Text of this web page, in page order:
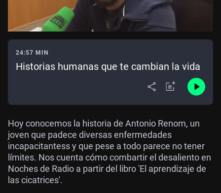
24:57 MIN
Historias humanas que te cambian la vida
Hoy conocemos la historia de Antonio Renom, un
joven que padece diversas enfermedades
incapacitantess y que pese a todo parece no tener
límites. Nos cuenta cómo combartir el desaliento en
Noches de Radio a partir del libro 'El aprendizaje de
las cicatrices'.